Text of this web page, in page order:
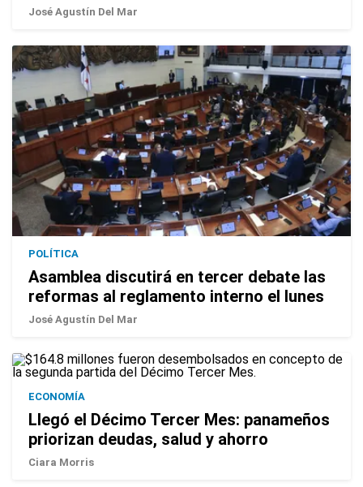
José Agustín Del Mar
POLÍTICA
Asamblea discutirá en tercer debate las
reformas al reglamento interno el lunes
José Agustín Del Mar
ECONOMÍA
Llegó el Décimo Tercer Mes: panameños
priorizan deudas, salud y ahorro
Ciara Morris